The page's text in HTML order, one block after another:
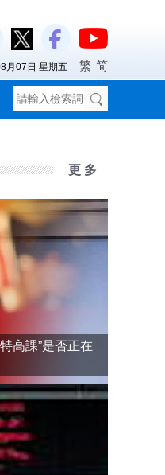
月07日 星期五 繁 简
更 多
高課”是否正在